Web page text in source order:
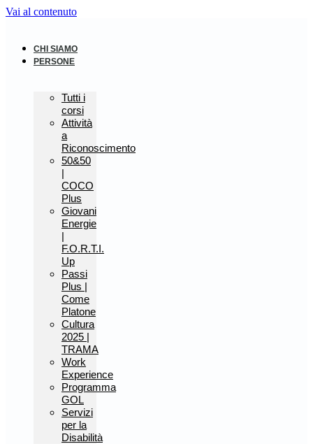
Vai al contenuto
CHI SIAMO
PERSONE
Tutti i
corsi
Attività
a
Riconoscimento
50&50
|
COCO
Plus
Giovani
Energie
|
F.O.R.T.I.
Up
Passi
Plus |
Come
Platone
Cultura
2025 |
TRAMA
Work
Experience
Programma
GOL
Servizi
per la
Disabilità